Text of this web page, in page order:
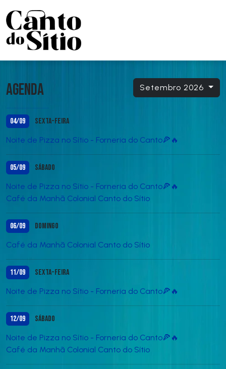
Setembro 2026
Agenda
04/09
Sexta-feira
Noite de Pizza no Sítio - Forneria do Canto🍕🔥
05/09
Sábado
Noite de Pizza no Sítio - Forneria do Canto🍕🔥
Café da Manhã Colonial Canto do Sítio
06/09
Domingo
Café da Manhã Colonial Canto do Sítio
11/09
Sexta-feira
Noite de Pizza no Sítio - Forneria do Canto🍕🔥
12/09
Sábado
Noite de Pizza no Sítio - Forneria do Canto🍕🔥
Café da Manhã Colonial Canto do Sítio